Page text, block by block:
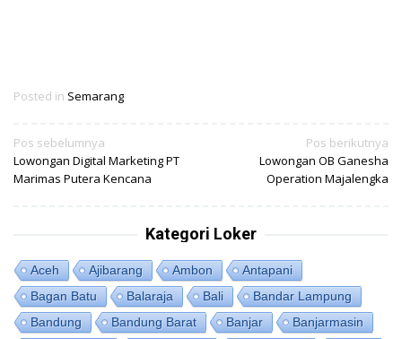
Posted in Semarang
Navigasi
pos
Pos sebelumnya
Lowongan Digital Marketing PT
Marimas Putera Kencana
Pos berikutnya
Lowongan OB Ganesha
Operation Majalengka
Kategori Loker
Aceh Ajibarang Ambon
Antapani
Bagan Batu
Balaraja Bali
Bandar Lampung
Bandung
Bandung Barat Banjar
Banjarmasin